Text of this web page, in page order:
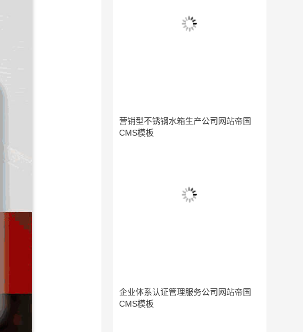
营销型不锈钢水箱生产公司网站帝国
CMS模板
企业体系认证管理服务公司网站帝国
CMS模板